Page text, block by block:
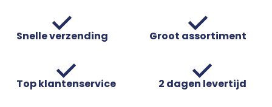
Snelle verzending Groot assortiment
Top klantenservice 2 dagen levertijd